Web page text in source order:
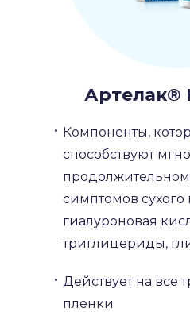
Артелак®
Компоненты,
способствуют
симптомов сухого
гиалуроновая
триглицериды,
Действует на все
пленки